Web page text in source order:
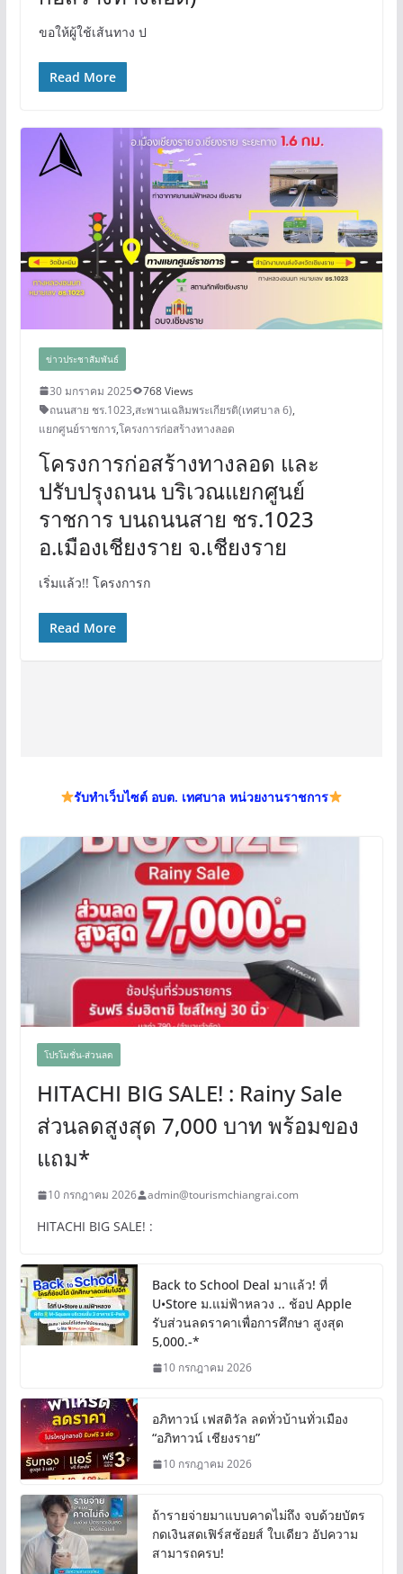
ขอให้ผู้ใช้เส้นทาง ป
Read More
ข่าวประชาสัมพันธ์
30 มกราคม 2025
768 Views
ถนนสาย ชร.1023,สะพานเฉลิมพระเกียรติ(เทศบาล 6),
แยกศูนย์ราชการ,โครงการก่อสร้างทางลอด
โครงการก่อสร้างทางลอด และ
ปรับปรุงถนน บริเวณแยกศูนย์
ราชการ บนถนนสาย ชร.1023
อ.เมืองเชียงราย จ.เชียงราย
เริ่มแล้ว!! โครงการก
Read More
รับทำเว็บไซต์ อบต. เทศบาล หน่วยงานราชการ
โปรโมชั่น-ส่วนลด
HITACHI BIG SALE! : Rainy Sale
ส่วนลดสูงสุด 7,000 บาท พร้อมของ
แถม*
10 กรกฎาคม 2026 admin@tourismchiangrai.com
HITACHI BIG SALE! :
Back to School Deal มาแล้ว! ที่
U•Store ม.แม่ฟ้าหลวง .. ช้อป Apple
รับส่วนลดราคาเพื่อการศึกษา สูงสุด
5,000.-*
10 กรกฎาคม 2026
อภิทาวน์ เฟสติวัล ลดทั่วบ้านทั่วเมือง
“อภิทาวน์ เชียงราย”
10 กรกฎาคม 2026
ถ้ารายจ่ายมาแบบคาดไม่ถึง จบด้วยบัตร
กดเงินสดเฟิร์สช้อยส์ ใบเดียว อัปความ
สามารถครบ!